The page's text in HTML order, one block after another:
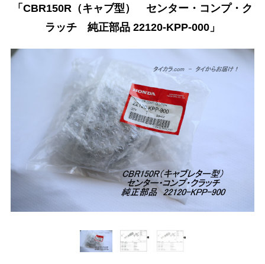
「CBR150R（キャブ型） センター・コンプ・ク
ラッチ 純正部品 22120-KPP-000」